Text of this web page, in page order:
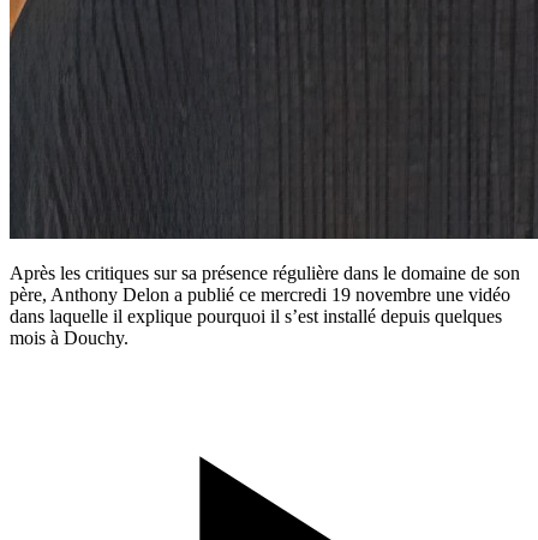
Après les critiques sur sa présence régulière dans le domaine de son
père, Anthony Delon a publié ce mercredi 19 novembre une vidéo
dans laquelle il explique pourquoi il s’est installé depuis quelques
mois à Douchy.